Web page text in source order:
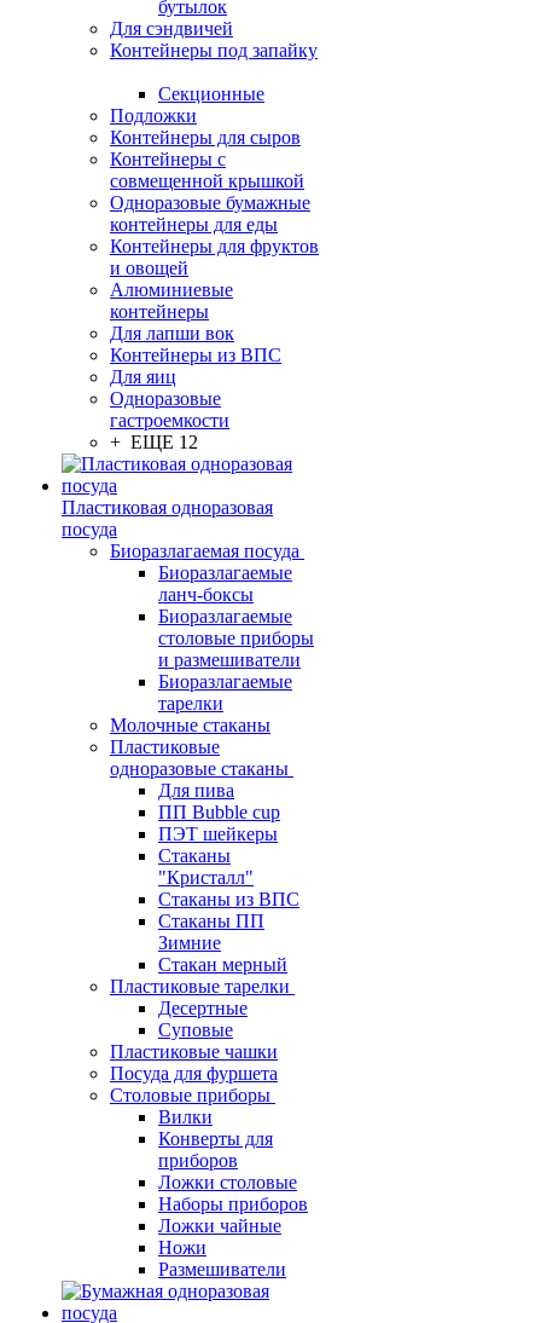
бутылок
Для сэндвичей
Контейнеры под запайку
Секционные
Подложки
Контейнеры для сыров
Контейнеры с
совмещенной крышкой
Одноразовые бумажные
контейнеры для еды
Контейнеры для фруктов
и овощей
Алюминиевые
контейнеры
Для лапши вок
Контейнеры из ВПС
Для яиц
Одноразовые
гастроемкости
+ ЕЩЕ 12
Пластиковая одноразовая
посуда
Биоразлагаемая посуда
Биоразлагаемые
ланч-боксы
Биоразлагаемые
столовые приборы
и размешиватели
Биоразлагаемые
тарелки
Молочные стаканы
Пластиковые
одноразовые стаканы
Для пива
ПП Bubble cup
ПЭТ шейкеры
Стаканы
"Кристалл"
Стаканы из ВПС
Стаканы ПП
Зимние
Стакан мерный
Пластиковые тарелки
Десертные
Суповые
Пластиковые чашки
Посуда для фуршета
Столовые приборы
Вилки
Конверты для
приборов
Ложки столовые
Наборы приборов
Ложки чайные
Ножи
Размешиватели